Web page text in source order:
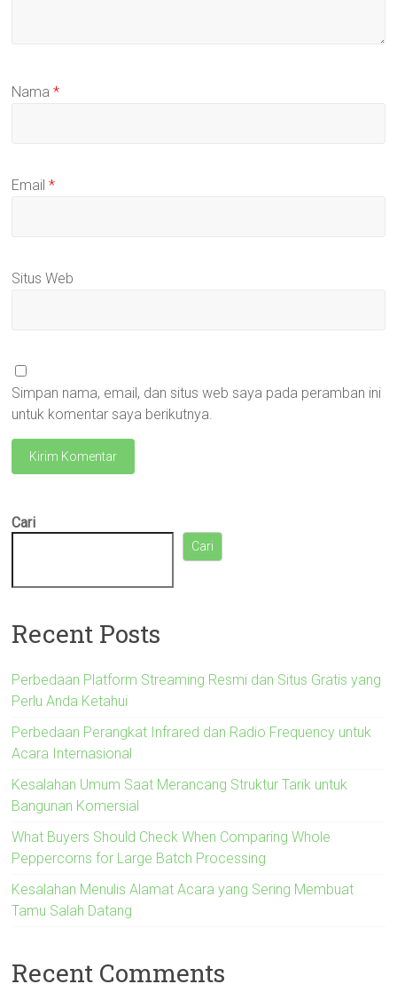
Nama*
Email*
Situs Web
Simpan nama, email, dan situs web saya pada peramban ini
untuk komentar saya berikutnya.
Cari
Cari
Recent Posts
Perbedaan Platform Streaming Resmi dan Situs Gratis yang
Perlu Anda Ketahui
Perbedaan Perangkat Infrared dan Radio Frequency untuk
Acara Internasional
Kesalahan Umum Saat Merancang Struktur Tarik untuk
Bangunan Komersial
What Buyers Should Check When Comparing Whole
Peppercorns for Large Batch Processing
Kesalahan Menulis Alamat Acara yang Sering Membuat
Tamu Salah Datang
Recent Comments